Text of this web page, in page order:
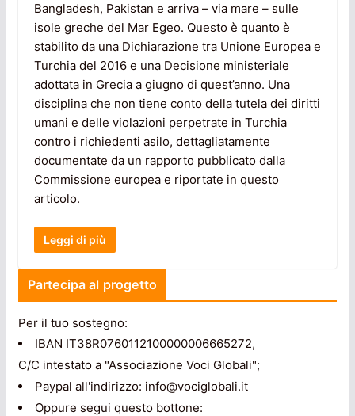
Bangladesh, Pakistan e arriva – via mare – sulle
isole greche del Mar Egeo. Questo è quanto è
stabilito da una Dichiarazione tra Unione Europea e
Turchia del 2016 e una Decisione ministeriale
adottata in Grecia a giugno di quest’anno. Una
disciplina che non tiene conto della tutela dei diritti
umani e delle violazioni perpetrate in Turchia
contro i richiedenti asilo, dettagliatamente
documentate da un rapporto pubblicato dalla
Commissione europea e riportate in questo
articolo.
Leggi di più
Partecipa al progetto
Per il tuo sostegno:
IBAN IT38R0760112100000006665272,
C/C intestato a "Associazione Voci Globali";
Paypal all'indirizzo: info@vociglobali.it
Oppure segui questo bottone: